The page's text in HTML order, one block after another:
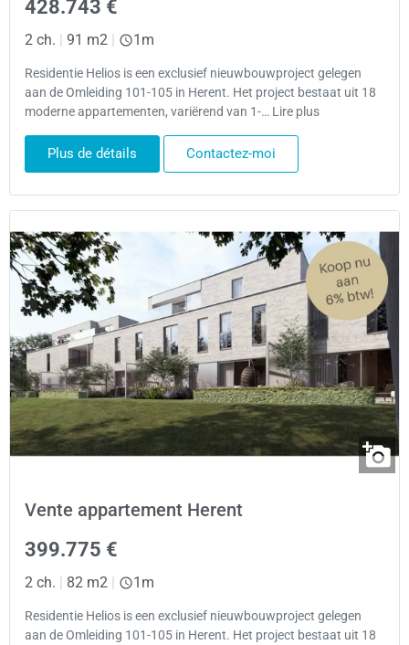
428.743 €
2 ch. | 91 m2 | 1m
Residentie Helios is een exclusief nieuwbouwproject gelegen
aan de Omleiding 101-105 in Herent. Het project bestaat uit 18
moderne appartementen, variërend van 1-… Lire plus
Plus de détails Contactez-moi
Vente appartement Herent
399.775 €
2 ch. | 82 m2 | 1m
Residentie Helios is een exclusief nieuwbouwproject gelegen
aan de Omleiding 101-105 in Herent. Het project bestaat uit 18